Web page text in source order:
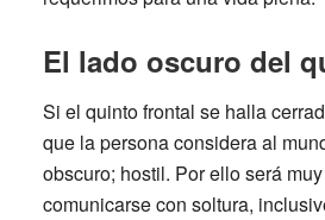
El lado oscuro del
Si el quinto frontal se halla
que la persona considera al
obscuro; hostil. Por ello será
comunicarse con soltura,